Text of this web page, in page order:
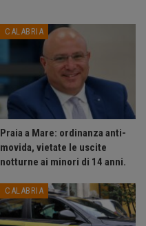
CALABRIA
Praia a Mare: ordinanza anti-
movida, vietate le uscite
notturne ai minori di 14 anni.
CALABRIA